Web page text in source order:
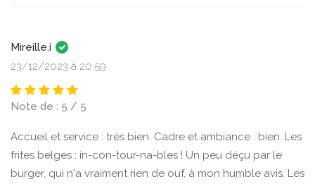
Mireille.i
23/12/2023 à 20:59
Note de : 5 / 5
Accueil et service : très bien. Cadre et ambiance : bien. Les
frites belges : in-con-tour-na-bles ! Un peu déçu par le
burger, qui n'a vraiment rien de ouf, à mon humble avis. Les